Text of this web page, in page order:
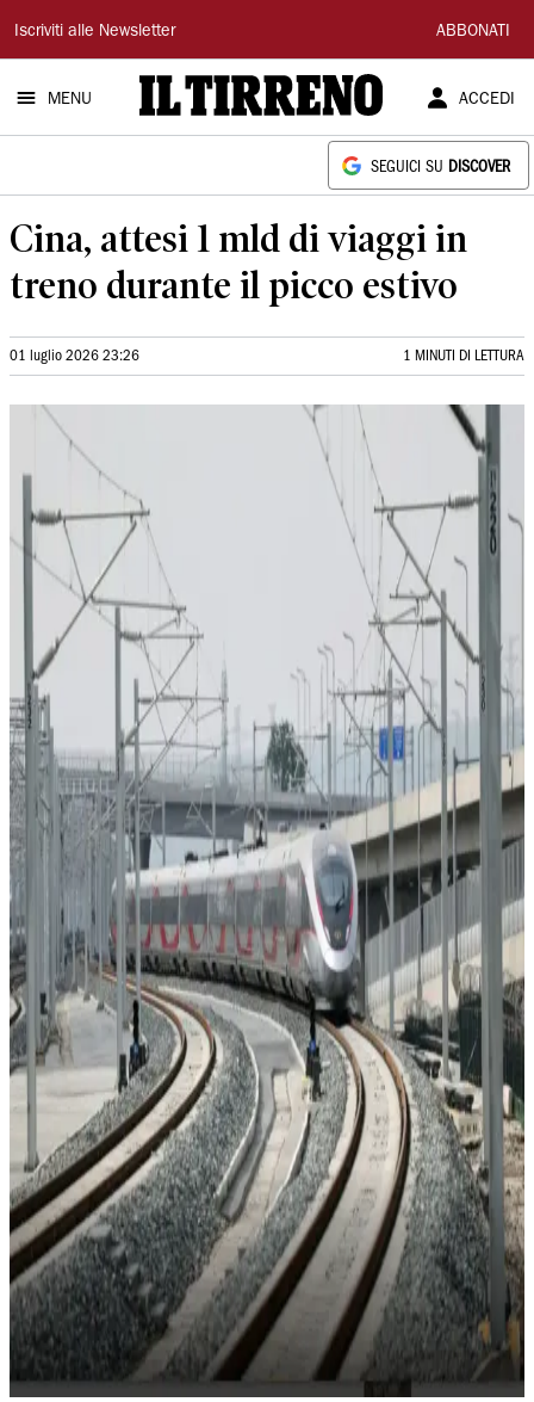
Il
Tirreno
Iscriviti alle Newsletter ABBONATI
MENU ACCEDI
SEGUICI SU DISCOVER
Cina, attesi 1 mld di viaggi in
treno durante il picco estivo
01 luglio 2026 23:26 1 MINUTI DI LETTURA